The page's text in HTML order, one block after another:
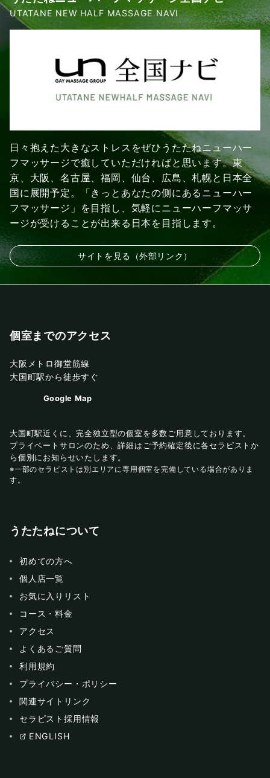
UTATANE NEW HALF MASSAGE NAVI
日々抱えた大きなストレスをぜひうたたねニューハー
フマッサージで癒していただければと思います。東
京、大阪、名古屋、福岡、仙台、広島、札幌と日本全
国に展開予定。「きっとあなたの側にあるニューハー
フマッサージ」を目指し、気軽にニューハーフマッサ
ージが受けることが出来る日本を目指します。
サイトを見る（外部リンク）
個室までのアクセス
大阪メトロ御堂筋線
大国町駅から徒歩すぐ
Google Map
大国町駅近くに、完全独立型の個室を多数ご用意しております。
プライベートサロンのため、詳細はご予約確定後に各セラピストか
ら個別にお知らせいたします。
※一部のセラピストは別エリアに専用個室を完備している場合がありま
す。
うたたねについて
初めての方へ
個人店一覧
お気に入りリスト
コース・料金
アクセス
よくあるご質問
利用規約
プライバシー・ポリシー
関連サイトリンク
セラピスト採用情報
ENGLISH